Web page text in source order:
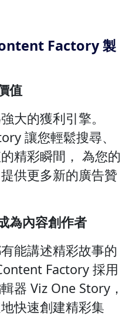
Factory 製
值
大的獲利引擎。
讓您輕鬆搜尋、
精彩瞬間， 為您的
供更多新的廣告贊
為內容創作者
能講述精彩故事的
Factory 採用
器 Viz One Story，
快速創建精彩集